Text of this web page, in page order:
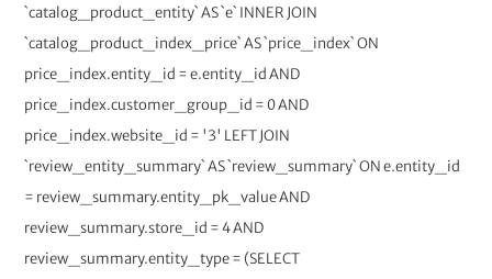
`catalog_product_entity` AS `e` INNER JOIN
`catalog_product_index_price` AS `price_index` ON
price_index.entity_id = e.entity_id AND
price_index.customer_group_id = 0 AND
price_index.website_id = '3' LEFT JOIN
`review_entity_summary` AS `review_summary` ON e.entity_id
= review_summary.entity_pk_value AND
review_summary.store_id = 4 AND
review_summary.entity_type = (SELECT